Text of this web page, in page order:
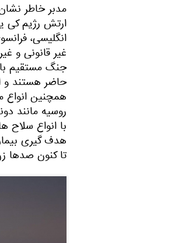
مدبر خاطر
ارتش رژیم کی
انگلیسی،
غیر قانونی و
جنگ مستقیم
حاضر هستند و
همچنین
روسیه مانند
با انواع سلاح
هدف گیری
تا کنون صدها